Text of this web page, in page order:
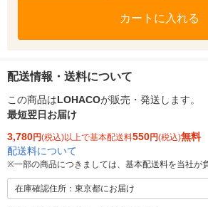
カートに入れる
配送情報・送料について
この商品はLOHACOが販売・発送します。
最短翌日お届け
3,780円(税込)以上で基本配送料550円(税込)無料
配送料について
※一部の商品につきましては、基本配送料を当社が
在庫確認住所：東京都にお届け